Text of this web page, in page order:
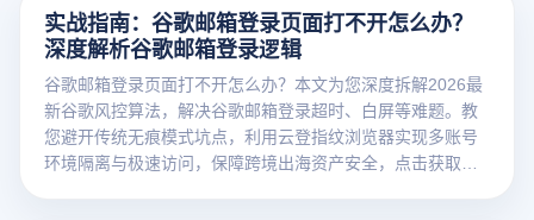
实战指南：谷歌邮箱登录页面打不开怎么办？
深度解析谷歌邮箱登录逻辑
谷歌邮箱登录页面打不开怎么办？本文为您深度拆解2026最
新谷歌风控算法，解决谷歌邮箱登录超时、白屏等难题。教
您避开传统无痕模式坑点，利用云登指纹浏览器实现多账号
环境隔离与极速访问，保障跨境出海资产安全，点击获取专